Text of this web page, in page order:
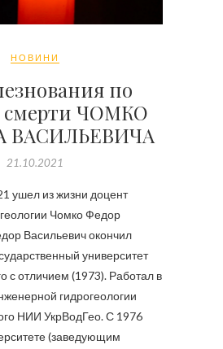
НОВИНИ
по
смерти ЧОМКО
ВАСИЛЬЕВИЧА
21.10.2021
ушел из жизни доцент
Чомко Федор
Васильевич окончил
университет
с отличием (1973). Работал в
гидрогеологии
НИИ УкрВодГео. С 1976
(заведующим